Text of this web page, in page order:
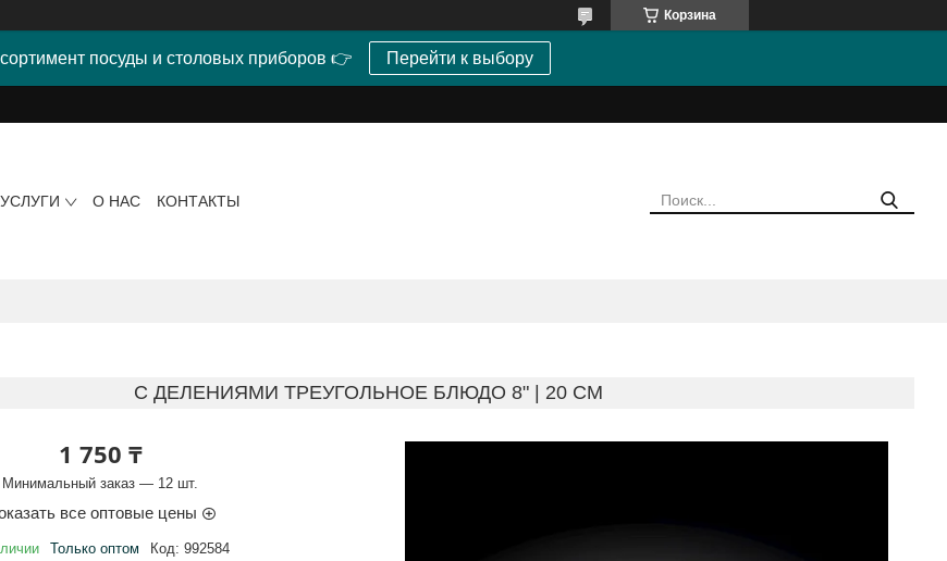
Корзина
посуды и столовых приборов 👉 Перейти к выбору
О НАС КОНТАКТЫ
С ДЕЛЕНИЯМИ ТРЕУГОЛЬНОЕ БЛЮДО 8" | 20 CM
1 750 ₸
Минимальный заказ — 12 шт.
все оптовые цены
Только оптом Код: 992584